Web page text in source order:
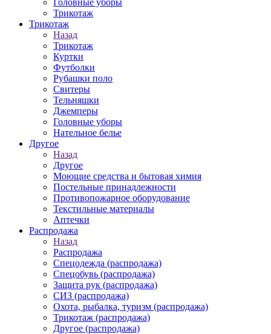
Головные уборы
Трикотаж
Трикотаж
Назад
Трикотаж
Куртки
Футболки
Рубашки поло
Свитеры
Тельняшки
Джемперы
Головные уборы
Нательное белье
Другое
Назад
Другое
Моющие средства и бытовая химия
Постельные принадлежности
Противопожарное оборудование
Текстильные материалы
Аптечки
Распродажа
Назад
Распродажа
Спецодежда (распродажа)
Спецобувь (распродажа)
Защита рук (распродажа)
СИЗ (распродажа)
Охота, рыбалка, туризм (распродажа)
Трикотаж (распродажа)
Другое (распродажа)